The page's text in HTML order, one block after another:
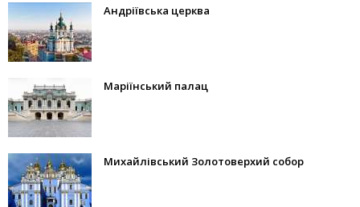
Андріївська церква
Маріїнський палац
Михайлівський Золотоверхий собор